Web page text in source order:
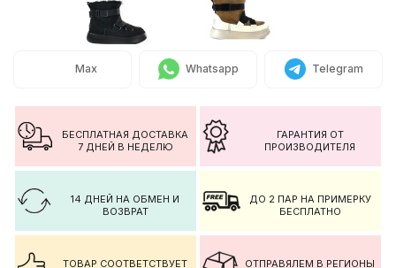
Max Whatsapp Telegram
БЕСПЛАТНАЯ ДОСТАВКА
7 ДНЕЙ В НЕДЕЛЮ
ГАРАНТИЯ ОТ
ПРОИЗВОДИТЕЛЯ
14 ДНЕЙ НА ОБМЕН И
ВОЗВРАТ
ДО 2 ПАР НА ПРИМЕРКУ
БЕСПЛАТНО
ТОВАР СООТВЕТСТВУЕТ
ОТПРАВЯЛЕМ В РЕГИОНЫ